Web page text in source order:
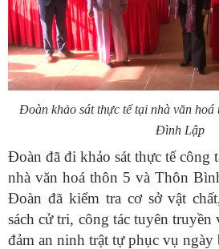
Đoàn khảo sát thực tế tại nhà văn
Đình Lập
Đoàn đã đi khảo sát thực tế công
nhà văn hoá thôn 5 và Thôn
Đoàn đã kiểm tra cơ sở vật
sách cử tri, công tác tuyên truyền
đảm an ninh trật tự phục vụ ngày